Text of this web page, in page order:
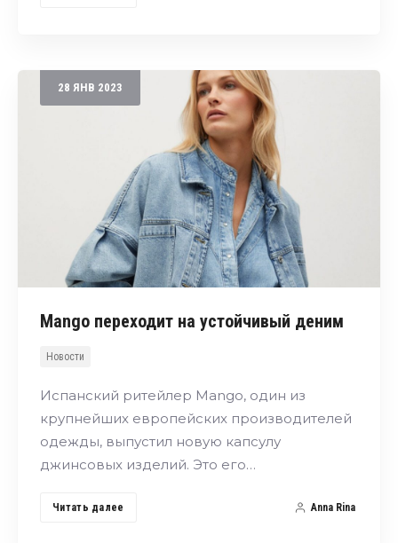
28 ЯНВ 2023
Mango переходит на устойчивый деним
Новости
Испанский ритейлер Mango, один из
крупнейших европейских производителей
одежды, выпустил новую капсулу
джинсовых изделий. Это его…
Читать далее Anna Rina